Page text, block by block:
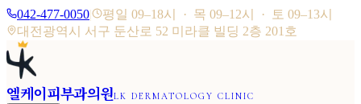
042-477-0050|
평일 09–18시 · 목 09–12시 · 토 09–13시
대전광역시 서구 둔산로 52 미라클 빌딩 2층 201호
엘케이피부과의원LK DERMATOLOGY CLINIC